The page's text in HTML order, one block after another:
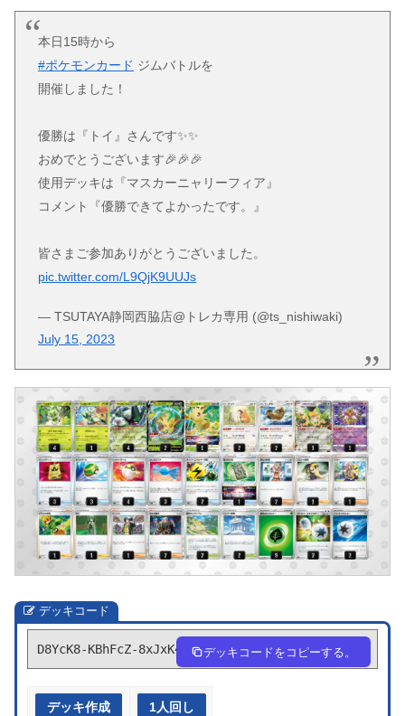
本日15時から
#ポケモンカード ジムバトルを
開催しました！
優勝は『トイ』さんです✨✨
おめでとうございます🎉🎉🎉
使用デッキは『マスカーニャリーフィア』
コメント『優勝できてよかったです。』
皆さまご参加ありがとうございました。
pic.twitter.com/L9QjK9UUJs
— TSUTAYA静岡西脇店@トレカ専用 (@ts_nishiwaki)
July 15, 2023
デッキコード
D8YcK8-KBhFcZ-8xJxK4 デッキコードをコピーする。
デッキ作成 1人回し